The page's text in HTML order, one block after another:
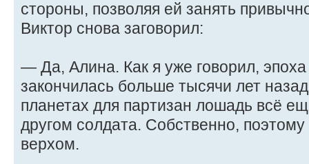
стороны, позволяя ей занять
Виктор снова заговорил:
— Да, Алина. Как я уже говорил, эпоха
закончилась больше тысячи лет
планетах для партизан лошадь всё
другом солдата. Собственно, поэтому
верхом.